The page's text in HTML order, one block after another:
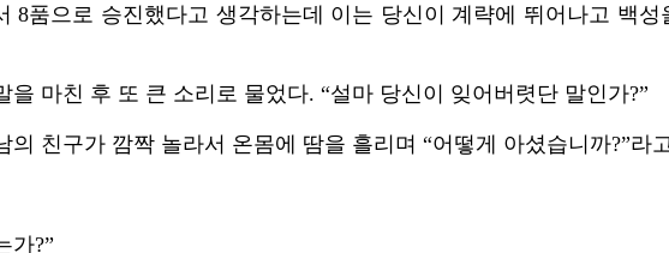
품으로 승진했다고 생각하는데 이는 당신이 계략에 뛰어나고 백
마친 후 또 큰 소리로 물었다. “설마 당신이 잊어버렷단 말인가?”
친구가 깜짝 놀라서 온몸에 땀을 흘리며 “어떻게 아셨습니까?”라
가?”